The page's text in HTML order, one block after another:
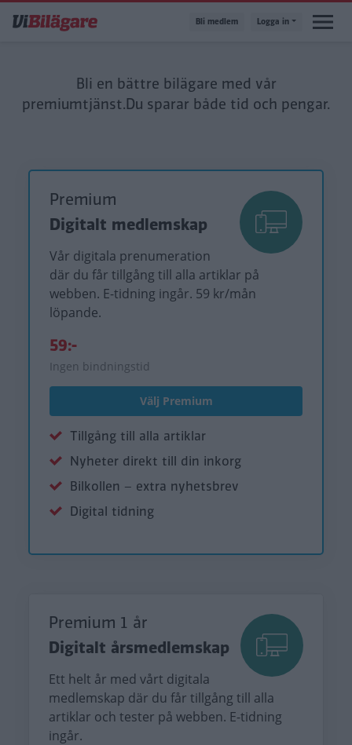
till
Bli medlem Logga in
Bli en bättre bilägare med vår
premiumtjänst.Du sparar både tid och pengar.
Premium
Digitalt medlemskap
Vår digitala prenumeration
där du får tillgång till alla artiklar på
webben. E-tidning ingår. 59 kr/mån
löpande.
59:-
Ingen bindningstid
Välj Premium
Tillgång till alla artiklar
Nyheter direkt till din inkorg
Bilkollen – extra nyhetsbrev
Digital tidning
Premium 1 år
Digitalt årsmedlemskap
Ett helt år med vårt digitala
medlemskap där du får tillgång till alla
artiklar och tester på webben. E-tidning
ingår.